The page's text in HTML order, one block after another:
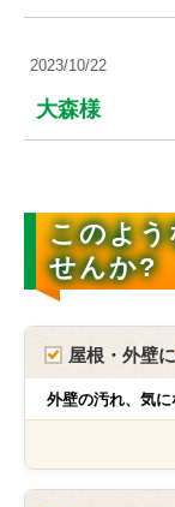
2023/10/22
大森様
このよ
せんか?
屋根・外壁に
外壁の汚れ、気に